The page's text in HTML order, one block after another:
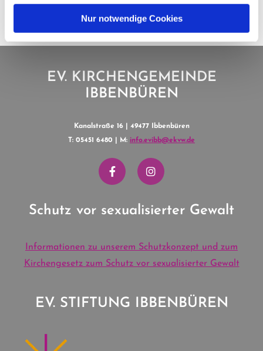
Nur notwendige Cookies
EV. KIRCHENGEMEINDE
IBBENBÜREN
Kanalstraße 16 | 49477 Ibbenbüren
T: 05451 6480 | M: info.evibb@ekvw.de
Schutz vor sexualisierter Gewalt
Informationen zu unserem Schutzkonzept und zum
Kirchengesetz zum Schutz vor sexualisierter Gewalt
EV. STIFTUNG IBBENBÜREN